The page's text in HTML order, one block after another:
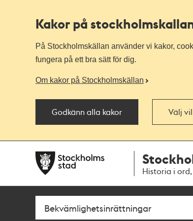
Kakor på
På Stockholmskällan använder vi kakor,
fungera på ett bra sätt för dig.
Om kakor på Stockholmskällan
Godkänn alla kakor Välj
navigationen
huvudinnehållet
Historia i
Sök